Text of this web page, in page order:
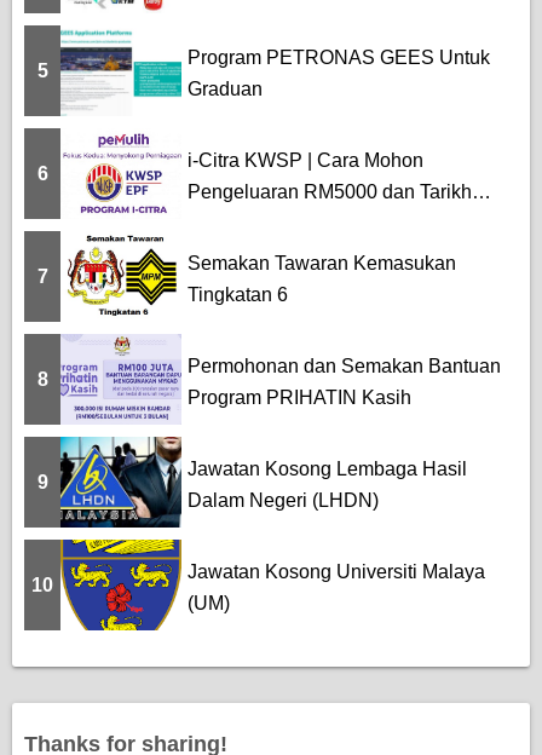
5
Program PETRONAS GEES Untuk
Graduan
6
i-Citra KWSP | Cara Mohon
Pengeluaran RM5000 dan Tarikh
7
Semakan Tawaran Kemasukan
Tingkatan 6
8
Permohonan dan Semakan Bantuan
Program PRIHATIN Kasih
9
Jawatan Kosong Lembaga Hasil
Dalam Negeri (LHDN)
10
Jawatan Kosong Universiti Malaya
(UM)
Thanks for sharing!